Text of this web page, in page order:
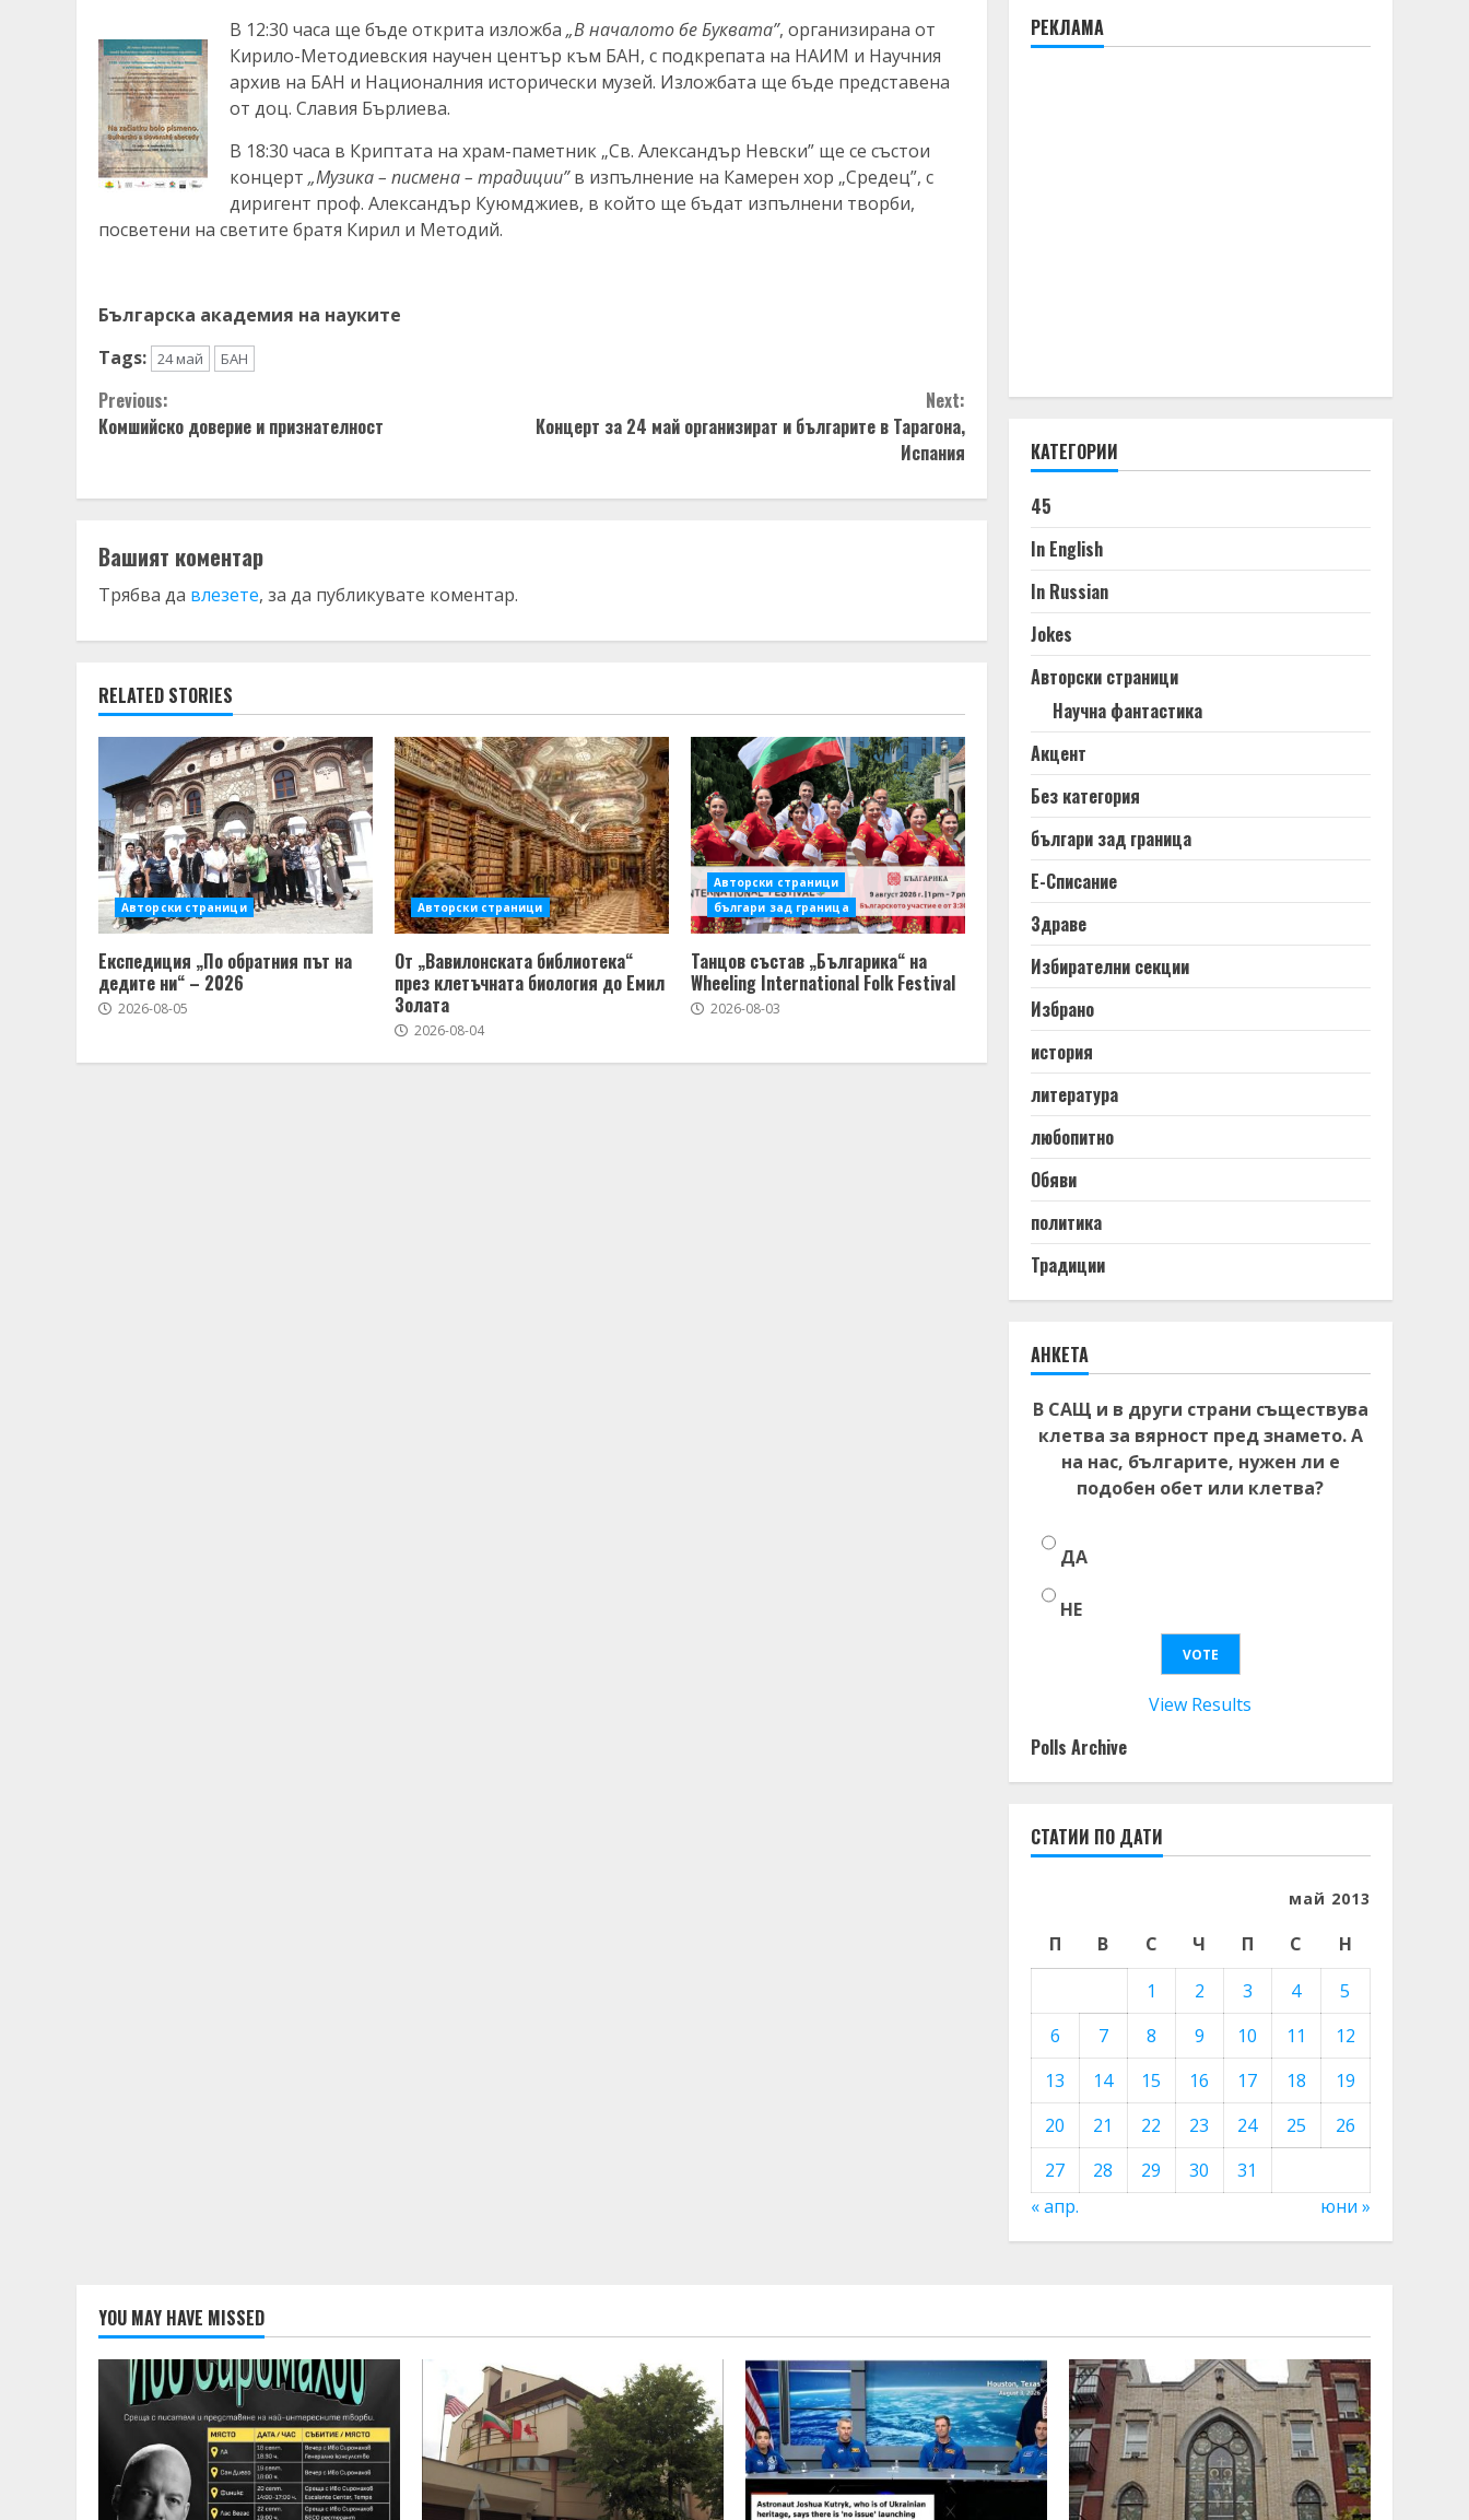
В 12:30 часа ще бъде открита изложба „В началото бе Буквата”, организирана от
Кирило-Методиевския научен център към БАН, с подкрепата на НАИМ и Научния
архив на БАН и Националния исторически музей. Изложбата ще бъде представена
от доц. Славия Бърлиева.
В 18:30 часа в Криптата на храм-паметник „Св. Александър Невски” ще се състои
концерт „Музика – писмена – традиции”в изпълнение на Камерен хор „Средец”, с
диригент проф. Александър Куюмджиев, в който ще бъдат изпълнени творби,
посветени на светите братя Кирил и Методий.
Българска академия на науките
Tags: 24 май БАН
Continue
Reading
Previous:
Комшийско доверие и признателност
Next:
Концерт за 24 май организират и българите в Тарагона,
Испания
Вашият коментар
Трябва да влезете, за да публикувате коментар.
RELATED STORIES
Авторски страници
Експедиция „По обратния път на
дедите ни“ – 2026
2026-08-05
Авторски страници
От „Вавилонската библиотека“
през клетъчната биология до Емил
Золата
2026-08-04
Авторски страници
българи зад граница
Танцов състав „Българика“ на
Wheeling International Folk Festival
2026-08-03
РЕКЛАМА
КАТЕГОРИИ
45
In English
In Russian
Jokes
Авторски страници
Научна фантастика
Акцент
Без категория
българи зад граница
Е-Списание
Здраве
Избирателни секции
Избрано
история
литература
любопитно
Обяви
политика
Традиции
АНКЕТА
В САЩ и в други страни съществува
клетва за вярност пред знамето. А
на нас, българите, нужен ли е
подобен обет или клетва?
ДА
НЕ
View Results
Polls Archive
СТАТИИ ПО ДАТИ
май 2013
П В С Ч П С
Н
1
2 3 4
5
6
7 8 9 10 11
12
13
14 15 16 17 18
19
20
21 22 23 24 25
26
27
28 29 30
31
« апр.
юни »
YOU MAY HAVE MISSED